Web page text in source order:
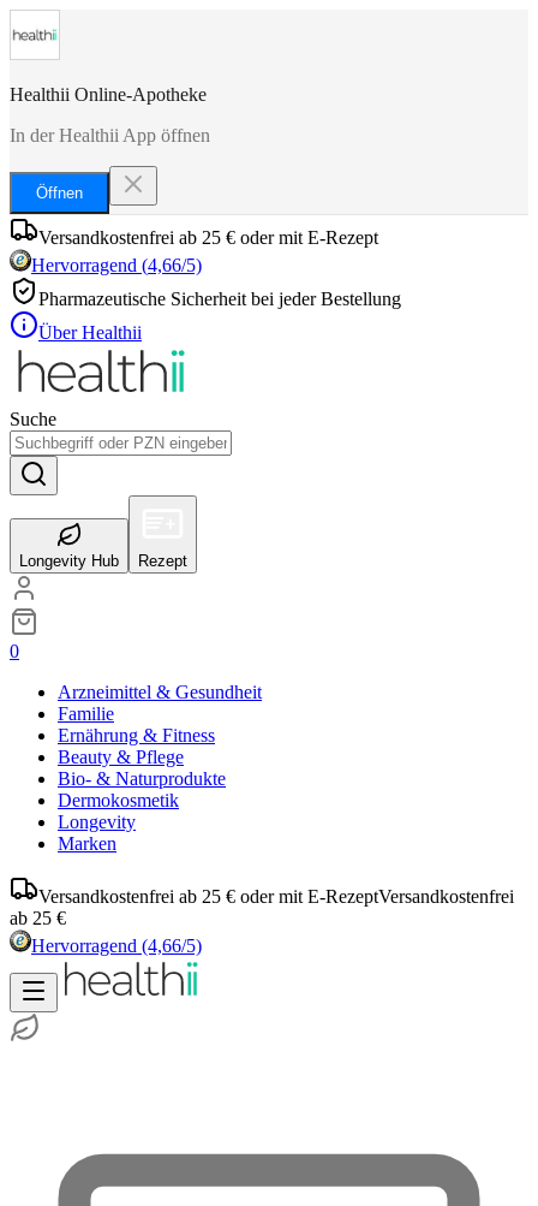
Healthii Online-Apotheke
In der Healthii App öffnen
Öffnen
Versandkostenfrei ab 25 € oder mit E-Rezept
Hervorragend (4,66/5)
Pharmazeutische Sicherheit bei jeder Bestellung
Über Healthii
Suche
Longevity Hub Rezept
0
Arzneimittel & Gesundheit
Familie
Ernährung & Fitness
Beauty & Pflege
Bio- & Naturprodukte
Dermokosmetik
Longevity
Marken
Versandkostenfrei ab 25 € oder mit E-RezeptVersandkostenfrei
ab 25 €
Hervorragend (4,66/5)